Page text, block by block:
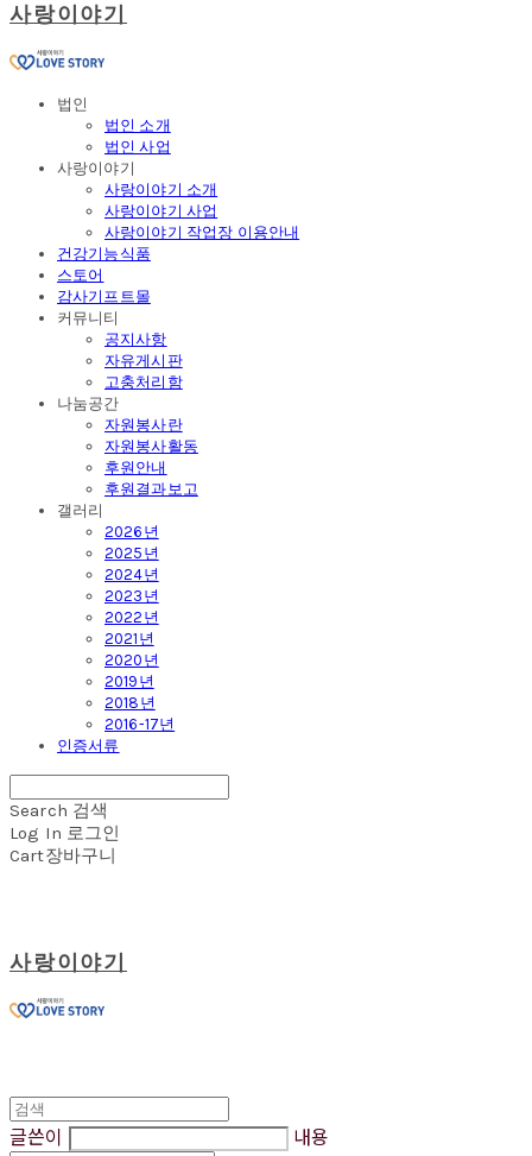
사랑이야기
법인
법인 소개
법인 사업
사랑이야기
사랑이야기 소개
사랑이야기 사업
사랑이야기 작업장 이용안내
건강기능식품
스토어
감사기프트몰
커뮤니티
공지사항
자유게시판
고충처리함
나눔공간
자원봉사란
자원봉사활동
후원안내
후원결과보고
갤러리
2026년
2025년
2024년
2023년
2022년
2021년
2020년
2019년
2018년
2016-17년
인증서류
Search 검색
Log In 로그인
Cart장바구니
사랑이야기
글쓴이 내용